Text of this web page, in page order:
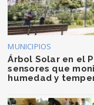
MUNICIPIOS
Árbol Solar en el
sensores que
humedad y